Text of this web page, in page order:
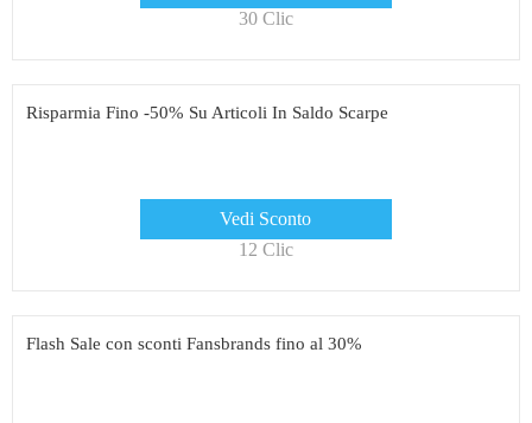
30 Clic
Risparmia Fino -50% Su Articoli In Saldo Scarpe
Vedi Sconto
12 Clic
Flash Sale con sconti Fansbrands fino al 30%